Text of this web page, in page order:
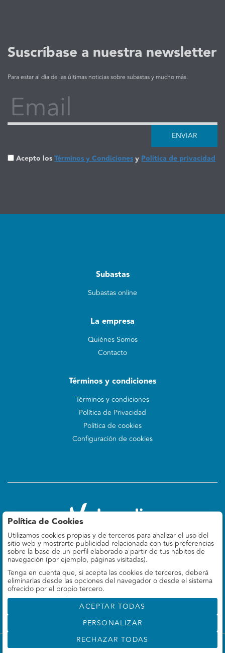
Suscríbase a nuestra newsletter
Para estar al día de las últimas noticias sobre subastas y mucho más.
Email
ENVIAR
Acepto losTérminos y CondicionesyPolítica de privacidad
Subastas
Subastas online
La empresa
Quiénes Somos
Contacto
Términos y condiciones
Términos y condiciones
Política de Privacidad
Política de cookies
Configuración de cookies
Valoralia
Felipe IV 9, 5º Izq
28014 Madrid, ES
660 78 69 37
info@valoralia.es
©Valoralia- Todos los derechos reservados
Política de Cookies
Utilizamos cookies propias y de terceros para analizar el uso del
sitio web y mostrarte publicidad relacionada con tus preferencias
sobre la base de un perfil elaborado a partir de tus hábitos de
navegación (por ejemplo, páginas visitadas).
Tenga en cuenta que, si acepta las cookies de terceros, deberá
eliminarlas desde las opciones del navegador o desde el sistema
ofrecido por el propio tercero.
ACEPTAR TODAS
PERSONALIZAR
RECHAZAR TODAS